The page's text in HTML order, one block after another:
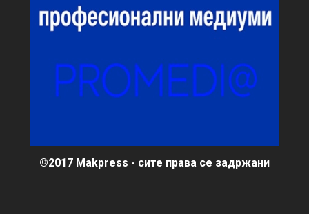
©2017 Makpress - сите права се задржани